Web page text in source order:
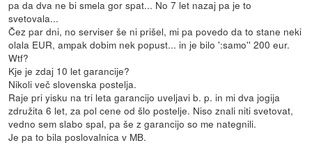
pa da dva ne bi smela gor spat... No 7 let nazaj pa je to
svetovala...
Čez par dni, no serviser še ni prišel, mi pa povedo da to stane neki
olala EUR, ampak dobim nek popust... in je bilo ':samo'' 200 eur.
Wtf?
Kje je zdaj 10 let garancije?
Nikoli več slovenska postelja.
Raje pri yisku na tri leta garancijo uveljavi b. p. in mi dva jogija
združita 6 let, za pol cene od šlo postelje. Niso znali niti svetovat,
vedno sem slabo spal, pa še z garancijo so me nategnili.
Je pa to bila poslovalnica v MB.